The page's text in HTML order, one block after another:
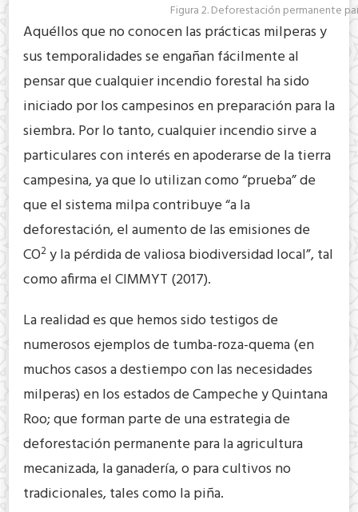
Figura 2. Deforestación permanente
Aquéllos que no conocen las prácticas milperas y
sus temporalidades se engañan fácilmente al
pensar que cualquier incendio forestal ha sido
iniciado por los campesinos en preparación para la
siembra. Por lo tanto, cualquier incendio sirve a
particulares con interés en apoderarse de la tierra
campesina, ya que lo utilizan como “prueba” de
que el sistema milpa contribuye “a la
deforestación, el aumento de las emisiones de
CO2y la pérdida de valiosa biodiversidad local”, tal
como afirma el CIMMYT (2017).
La realidad es que hemos sido testigos de
numerosos ejemplos de tumba-roza-quema (en
muchos casos a destiempo con las necesidades
milperas) en los estados de Campeche y Quintana
Roo; que forman parte de una estrategia de
deforestación permanente para la agricultura
mecanizada, la ganadería, o para cultivos no
tradicionales, tales como la piña.